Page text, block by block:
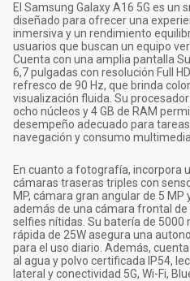
El Samsung Galaxy A16 5G es un
diseñado para ofrecer una
inmersiva y un rendimiento
usuarios que buscan un equipo
Cuenta con una amplia pantalla
6,7 pulgadas con resolución Full
refresco de 90 Hz, que brinda
visualización fluida. Su
ocho núcleos y 4 GB de RAM
desempeño adecuado para
navegación y consumo multimedia.
En cuanto a fotografía, incorpora
cámaras traseras triples con
MP, cámara gran angular de 5 MP
además de una cámara frontal de
selfies nítidas. Su batería de 5000
rápida de 25W asegura una
para el uso diario. Además,
al agua y polvo certificada IP54,
lateral y conectividad 5G, Wi-Fi,